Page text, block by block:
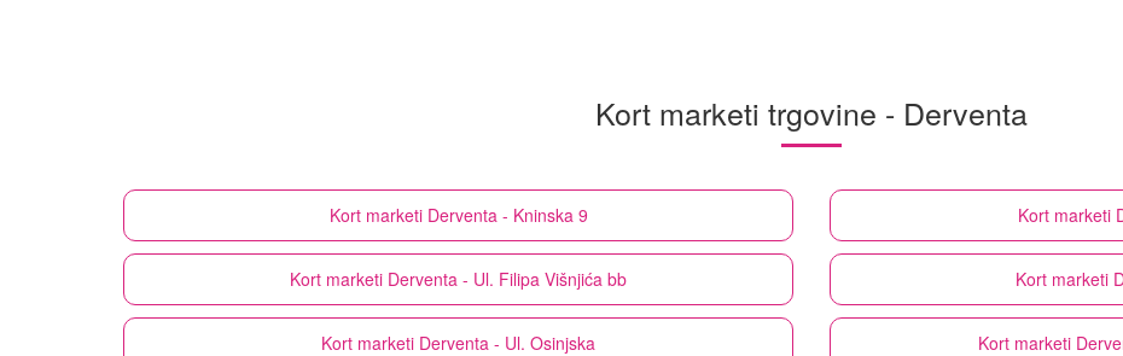
Kort marketi trgovine - Derventa
Kort marketi Derventa - Kninska 9 Kort marketi
Kort marketi Derventa - Ul. Filipa Višnjića bb Kort marketi
Kort marketi Derventa - Ul. Osinjska Kort marketi